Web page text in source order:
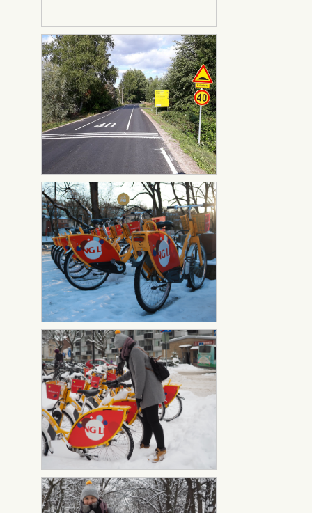
Sattulan kyläyhdistys Sattulan kylätie kuva
Föllärit talvi
kuvannut
Föllärit talvi kuvannut Nuppu
Ervasti
Föllärit talvi 2
kuvannut
Föllärit talvi 2 kuvannut
Katariina Salokannel